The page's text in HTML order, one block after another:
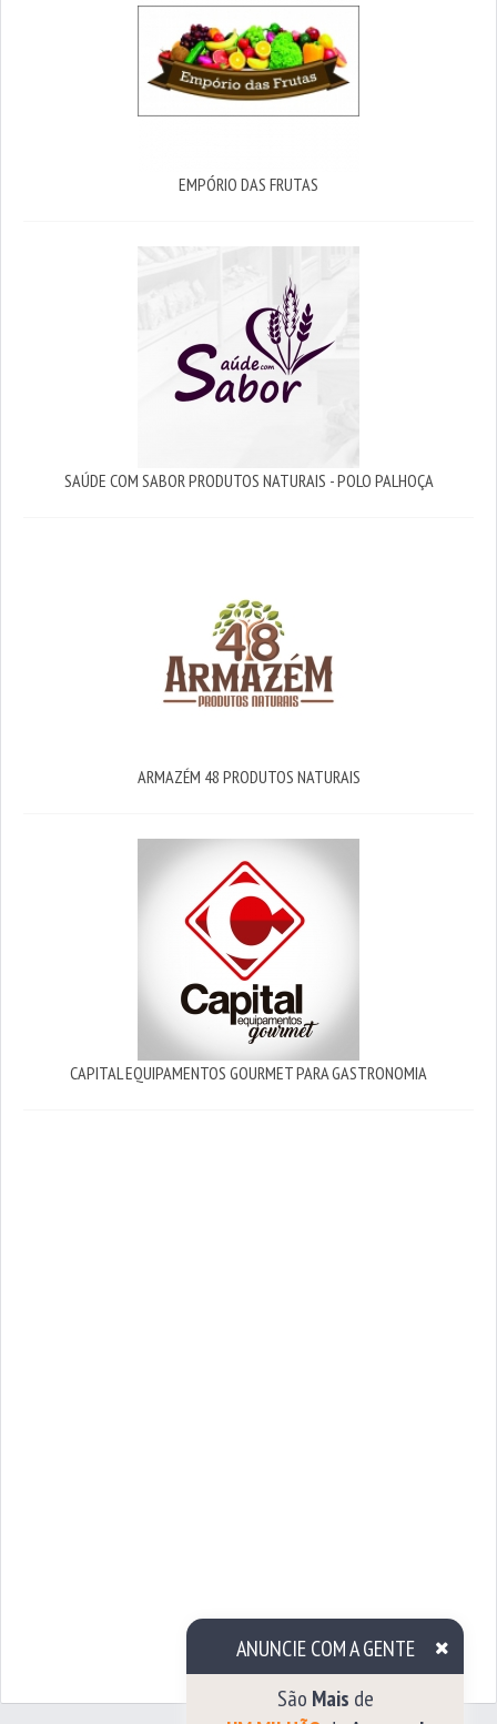
ANUNCIE COM A GENTE
EMPÓRIO DAS FRUTAS
SAÚDE COM SABOR PRODUTOS NATURAIS - POLO PALHOÇA
ARMAZÉM 48 PRODUTOS NATURAIS
CAPITAL EQUIPAMENTOS GOURMET PARA GASTRONOMIA